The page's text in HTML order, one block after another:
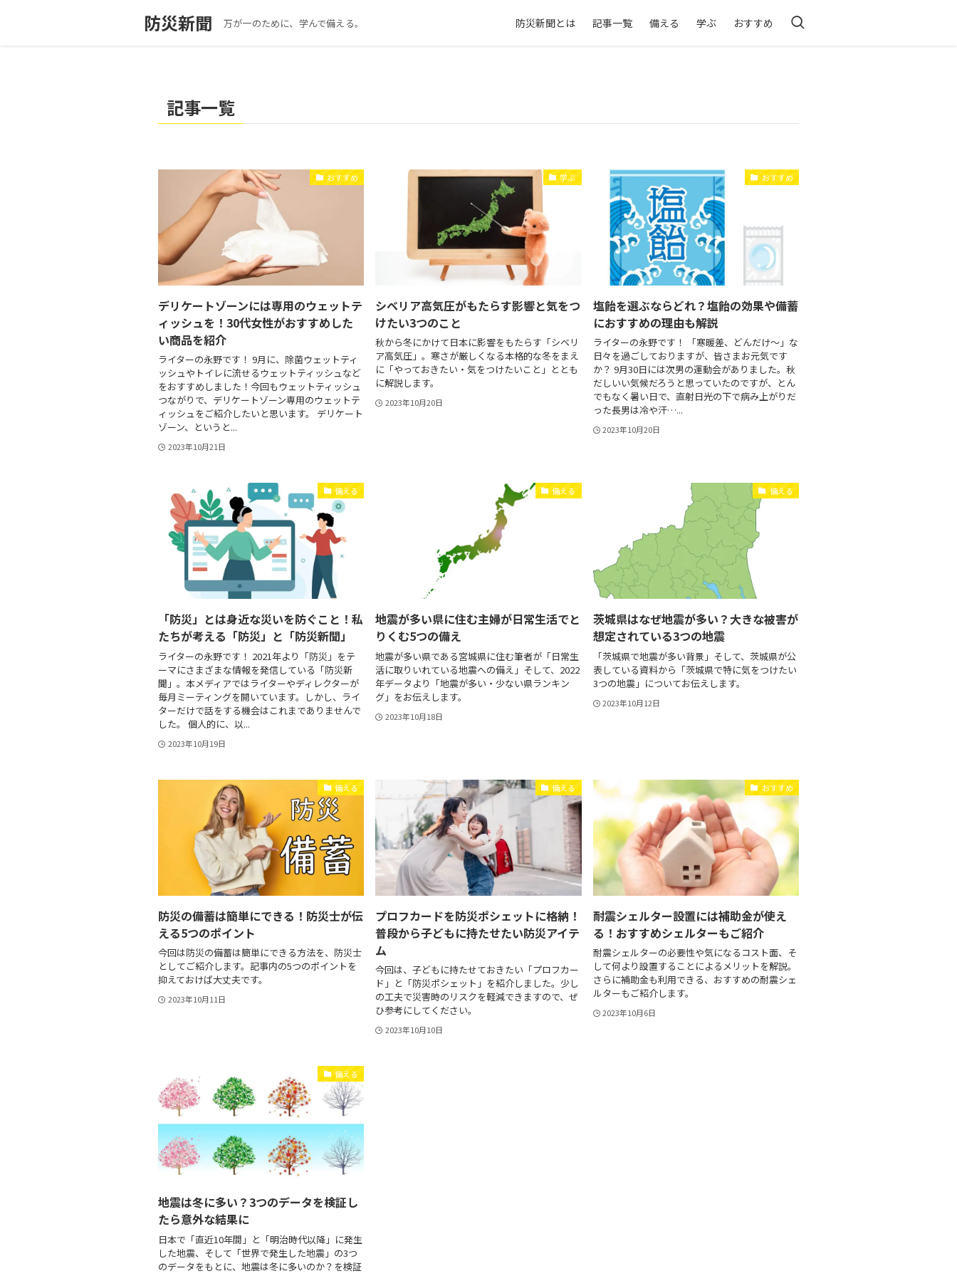
防災新聞 万が一のために、学んで備える。 防災新聞とは 記事一覧 備える 学ぶ おすすめ
記事一覧
おすすめ
デリケートゾーンには専用のウェットテ
ィッシュを！30代女性がおすすめした
い商品を紹介
ライターの永野です！ 9月に、除菌ウェットティ
ッシュやトイレに流せるウェットティッシュなど
をおすすめしました！今回もウェットティッシュ
つながりで、デリケートゾーン専用のウェットテ
ィッシュをご紹介したいと思います。 デリケート
ゾーン、というと...
2023年10月21日
学ぶ
シベリア高気圧がもたらす影響と気をつ
けたい3つのこと
秋から冬にかけて日本に影響をもたらす「シベリ
ア高気圧」。寒さが厳しくなる本格的な冬をまえ
に「やっておきたい・気をつけたいこと」ととも
に解説します。
2023年10月20日
おすすめ
塩飴を選ぶならどれ？塩飴の効果や備蓄
におすすめの理由も解説
ライターの永野です！ 「寒暖差、どんだけ～」な
日々を過ごしておりますが、皆さまお元気です
か？ 9月30日には次男の運動会がありました。秋
だしいい気候だろうと思っていたのですが、とん
でもなく暑い日で、直射日光の下で病み上がりだ
った長男は冷や汗…...
2023年10月20日
備える
「防災」とは身近な災いを防ぐこと！私
たちが考える「防災」と「防災新聞」
ライターの永野です！ 2021年より「防災」をテ
ーマにさまざまな情報を発信している「防災新
聞」。本メディアではライターやディレクターが
毎月ミーティングを開いています。しかし、ライ
ターだけで話をする機会はこれまでありませんで
した。 個人的に、以...
2023年10月19日
備える
地震が多い県に住む主婦が日常生活でと
りくむ5つの備え
地震が多い県である宮城県に住む筆者が「日常生
活に取りいれている地震への備え」そして、2022
年データより「地震が多い・少ない県ランキン
グ」をお伝えします。
2023年10月18日
備える
茨城県はなぜ地震が多い？大きな被害が
想定されている3つの地震
「茨城県で地震が多い背景」そして、茨城県が公
表している資料から「茨城県で特に気をつけたい
3つの地震」についてお伝えします。
2023年10月12日
備える
防災の備蓄は簡単にできる！防災士が伝
える5つのポイント
今回は防災の備蓄は簡単にできる方法を、防災士
としてご紹介します。記事内の5つのポイントを
抑えておけば大丈夫です。
2023年10月11日
備える
プロフカードを防災ポシェットに格納！
普段から子どもに持たせたい防災アイテ
ム
今回は、子どもに持たせておきたい「プロフカー
ド」と「防災ポシェット」を紹介しました。少し
の工夫で災害時のリスクを軽減できますので、ぜ
ひ参考にしてください。
2023年10月10日
おすすめ
耐震シェルター設置には補助金が使え
る！おすすめシェルターもご紹介
耐震シェルターの必要性や気になるコスト面、そ
して何より設置することによるメリットを解説。
さらに補助金も利用できる、おすすめの耐震シェ
ルターもご紹介します。
2023年10月6日
備える
地震は冬に多い？3つのデータを検証し
たら意外な結果に
日本で「直近10年間」と「明治時代以降」に発生
した地震、そして「世界で発生した地震」の3つ
のデータをもとに、地震は冬に多いのか？を検証